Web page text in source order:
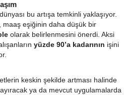
bu artışa temkinli yaklaşıyor.
maaş eşiğinin daha düşük bir
olarak belirlenmesini önerdi. Aksi
yüzde 90’a kadarının işini
keskin şekilde artması halinde
ya da mevcut uygulamalarda